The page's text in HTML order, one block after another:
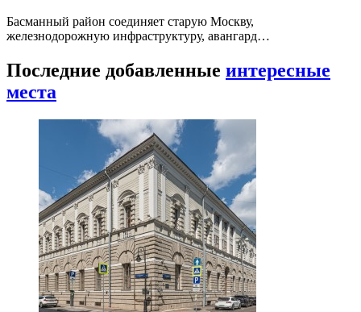
Басманный район соединяет старую Москву,
железнодорожную инфраструктуру, авангард…
Последние добавленные интересные
места